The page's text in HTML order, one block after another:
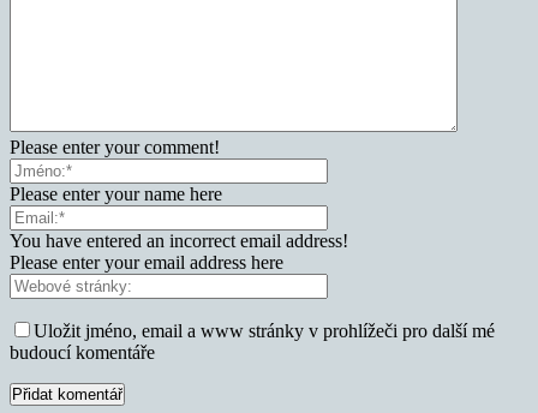
Please enter your comment!
Please enter your name here
You have entered an incorrect email address!
Please enter your email address here
Uložit jméno, email a www stránky v prohlížeči pro další mé
budoucí komentáře